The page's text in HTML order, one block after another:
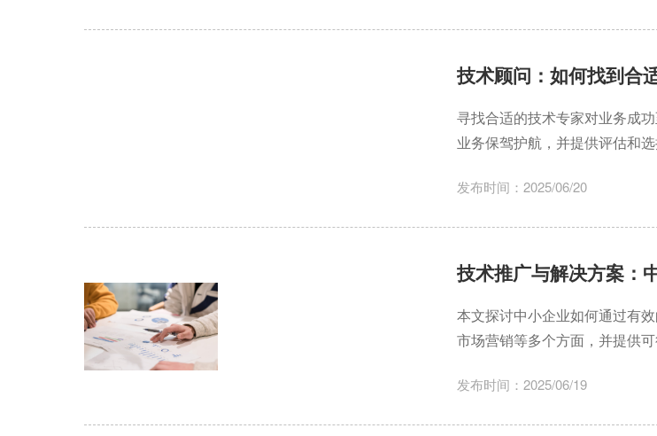
技术顾问：如何找到合
寻找合适的技术专家对业务成
业务保驾护航，并提供评估和选
发布时间：2025/06/20
技术推广与解决方案：
本文探讨中小企业如何通过有
市场营销等多个方面，并提供可
发布时间：2025/06/19